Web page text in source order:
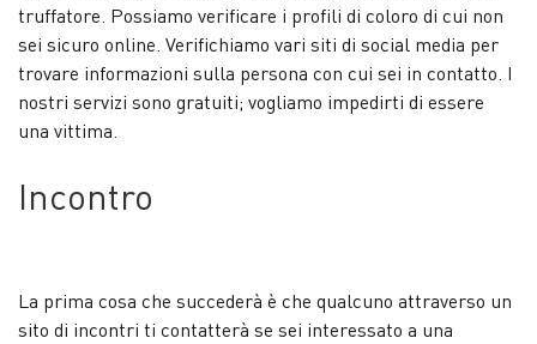
truffatore. Possiamo verificare i profili di coloro di cui non
sei sicuro online. Verifichiamo vari siti di social media per
trovare informazioni sulla persona con cui sei in contatto. I
nostri servizi sono gratuiti; vogliamo impedirti di essere
una vittima.
Incontro
La prima cosa che succederà è che qualcuno attraverso un
sito di incontri ti contatterà se sei interessato a una